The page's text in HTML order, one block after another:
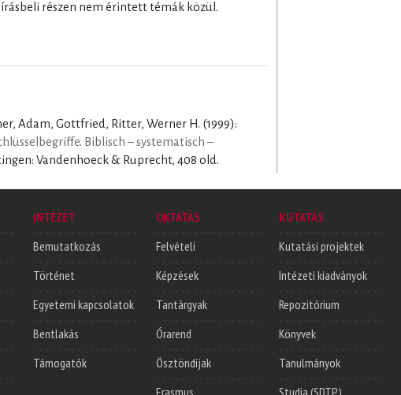
részen nem érintett témák közül.
Adam, Gottfried, Ritter, Werner H. (1999):
Biblisch – systematisch –
Vandenhoeck & Ruprecht, 408 old.
INTÉZET
Bemutatkozás
Történet
Egyetemi kapcsolatok
Bentlakás
Támogatók
OKTATÁS
Felvételi
Képzések
Tantárgyak
Órarend
Ösztöndíjak
KUTATÁS
Kutatási projektek
Intézeti kiadványok
Repozitórium
Könyvek
Tanulmányok